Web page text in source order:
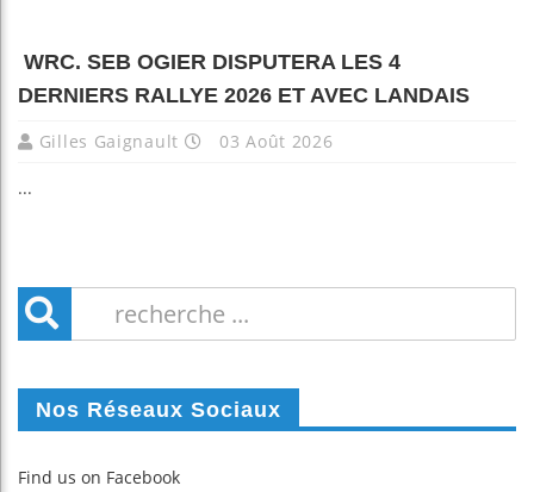
WRC. SEB OGIER DISPUTERA LES 4
DERNIERS RALLYE 2026 ET AVEC LANDAIS
Gilles Gaignault 03 Août 2026
...
Nos Réseaux Sociaux
Find us on Facebook